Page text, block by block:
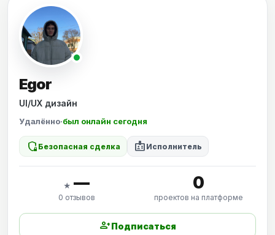
Egor
UI/UX дизайн
Удалённо·был онлайн сегодня
shield_locked Безопасная сделка badge Исполнитель
★ —
0 отзывов
0
проектов на платформе
person_addПодписаться